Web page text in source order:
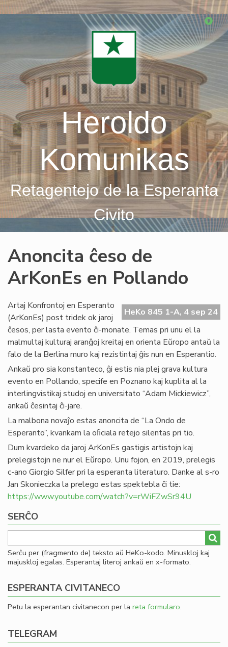
Skip
Heroldo
Komunikas
Retagentejo de la Esperanta
Civito
Anoncita ĉeso de
ArKonEs en Pollando
HeKo 845 1-A, 4 sep 24
Artaj Konfrontoj en Esperanto
(ArKonEs) post tridek ok jaroj
ĉesos, per lasta evento ĉi-monate. Temas pri unu el la
malmultaj kulturaj aranĝoj kreitaj en orienta Eŭropo antaŭ la
falo de la Berlina muro kaj rezistintaj ĝis nun en Esperantio.
Ankaŭ pro sia konstanteco, ĝi estis nia plej grava kultura
evento en Pollando, specife en Poznano kaj kuplita al la
interlingvistikaj studoj en universitato “Adam Mickiewicz”,
ankaŭ ĉesintaj ĉi-jare.
La malbona novaĵo estas anoncita de “La Ondo de
Esperanto”, kvankam la oﬁciala retejo silentas pri tio.
Dum kvardeko da jaroj ArKonEs gastigis artistojn kaj
prelegistojn ne nur el Eŭropo. Unu fojon, en 2019, prelegis
c-ano Giorgio Silfer pri la esperanta literaturo. Danke al s-ro
Jan Skonieczka la prelego estas spektebla ĉi tie:
https://www.youtube.com/watch?v=rWiFZwSr94U
SERĈO
Serĉu per (fragmento de) teksto aŭ HeKo-kodo. Minuskloj kaj
majuskloj egalas. Esperantaj literoj ankaŭ en x-formato.
ESPERANTA CIVITANECO
Petu la esperantan civitanecon per la reta formularo.
TELEGRAM